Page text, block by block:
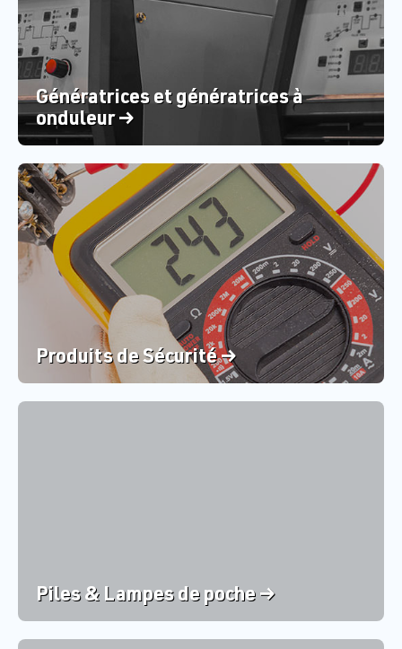
Génératrices et génératrices à
onduleur →
Produits de Sécurité →
Piles & Lampes de poche →